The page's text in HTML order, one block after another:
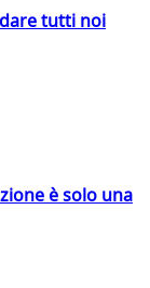
tutti noi
è solo una